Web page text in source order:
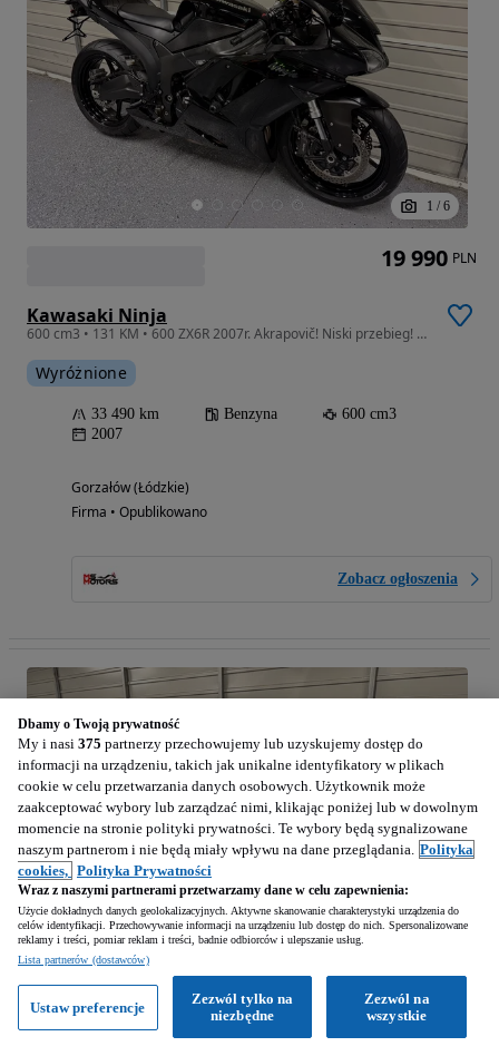
1 / 6
Kawasaki Ninja
600 cm3 • 131 KM • 600 ZX6R 2007r. Akrapovič! Niski przebieg! 636 ZX-6R
Wyróżnione
33 490 km Benzyna
600 cm3
2007
Gorzałów (Łódzkie)
Firma • Opublikowano
Zobacz ogłoszenia
19 990 PLN
1/6
28 490
Dbamy o Twoją prywatność
My i nasi 375 partnerzy przechowujemy lub uzyskujemy dostęp do
informacji na urządzeniu, takich jak unikalne identyfikatory w plikach
cookie w celu przetwarzania danych osobowych. Użytkownik może
zaakceptować wybory lub zarządzać nimi, klikając poniżej lub w dowolnym
momencie na stronie polityki prywatności. Te wybory będą sygnalizowane
naszym partnerom i nie będą miały wpływu na dane przeglądania. Polityka
cookies, Polityka Prywatności
Wraz z naszymi partnerami przetwarzamy dane w celu zapewnienia:
Użycie dokładnych danych geolokalizacyjnych. Aktywne skanowanie charakterystyki urządzenia do
celów identyfikacji. Przechowywanie informacji na urządzeniu lub dostęp do nich. Spersonalizowane
reklamy i treści, pomiar reklam i treści, badnie odbiorców i ulepszanie usług.
Lista partnerów (dostawców)
Zezwól na
wszystkie
Zezwól tylko na
niezbędne
Ustaw preferencje